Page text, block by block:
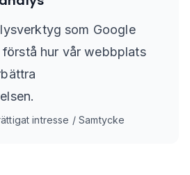
som Google
hur vår webbplats
intresse / Samtycke